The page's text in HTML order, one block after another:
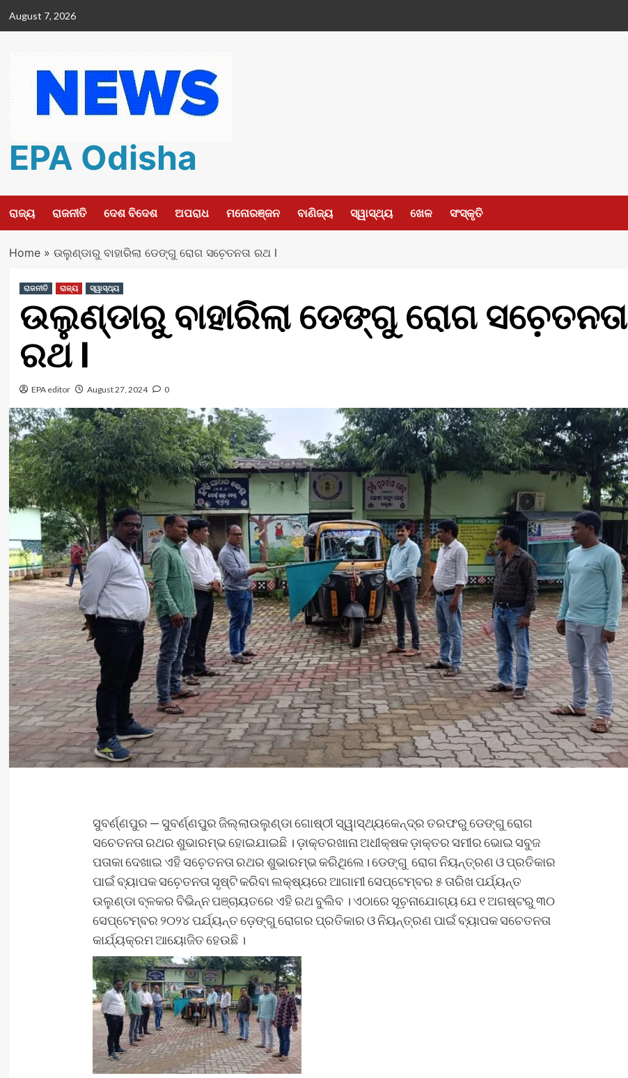
August 7, 2026
EPA Odisha
ରାଜ୍ୟ ରାଜନୀତି ଦେଶ ବିଦେଶ ଅପରାଧ ମନୋରଞ୍ଜନ ବାଣିଜ୍ୟ ସ୍ୱାସ୍ଥ୍ୟ ଖେଳ ସଂସ୍କୃତି
Home» ଉଲୁଣ୍ଡାରୁ ବାହାରିଲା ଡେଙ୍ଗୁ ରୋଗ ସଚ଼େତନତା ରଥ l
ରାଜନୀତି ରାଜ୍ୟ ସ୍ୱାସ୍ଥ୍ୟ
ଉଲୁଣ୍ଡାରୁ ବାହାରିଲା ଡେଙ୍ଗୁ ରୋଗ ସଚ଼େତନତା
ରଥ l
EPA editor August 27, 2024 0
ସୁବର୍ଣ୍ଣପୁର — ସୁବର୍ଣ୍ଣପୁର ଜିଲ୍ଲାଉଲୁଣ୍ଡା ଗୋଷ୍ଠୀ ସ୍ୱାସ୍ଥ୍ୟକେନ୍ଦ୍ର ତରଫରୁ ଡେଙ୍ଗୁ ରୋଗ
ସଚେତନତା ରଥର ଶୁଭାରମ୍ଭ ହୋଇଯାଇଛି । ଡ଼ାକ୍ତରଖାନା ଅଧୀକ୍ଷକ ଡ଼ାକ୍ତର ସମୀର ଭୋଇ ସବୁଜ
ପତାକା ଦେଖାଇ ଏହି ସଚ଼େତନତା ରଥର ଶୁଭାରମ୍ଭ କରିଥିଲେ। ଡେଙ୍ଗୁ ରୋଗ ନିୟନ୍ତ୍ରଣ ଓ ପ୍ରତିକାର
ପାଇଁ ବ୍ୟାପକ ସଚ଼େତନତା ସୃଷ୍ଟି କରିବା ଲକ୍ଷ୍ୟରେ ଆଗାମୀ ସେପ୍ଟେମ୍ବର ୫ ତାରିଖ ପର୍ଯ୍ୟନ୍ତ
ଉଲୁଣ୍ଡା ବ୍ଳକର ବିଭିନ୍ନ ପଞ୍ଚାୟତରେ ଏହି ରଥ ବୁଲିବ । ଏଠାରେ ସୂଚ଼ନାଯୋଗ୍ୟ ଯେ ୧ ଅଗଷ୍ଟରୁ ୩୦
ସେପ୍ଟେମ୍ବର ୨୦୨୪ ପର୍ଯ୍ୟନ୍ତ ଡ଼େଙ୍ଗୁ ରୋଗର ପ୍ରତିକାର ଓ ନିୟନ୍ତ୍ରଣ ପାଇଁ ବ୍ୟାପକ ସଚେତନତା
କାର୍ଯ୍ୟକ୍ରମ ଆୟୋଜିତ ହେଉଛି ।